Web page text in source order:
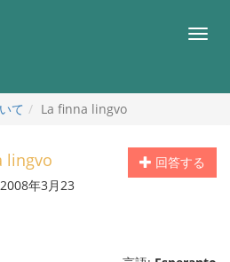
メ
て La finna lingvo
回答する
lingvo
年3月23